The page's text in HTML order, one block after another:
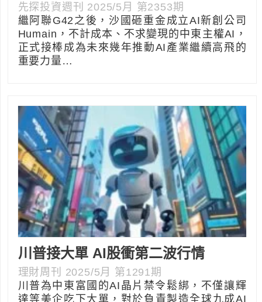
先探投資週刊 2025/5月 第2353期
繼阿聯G42之後，沙國砸重金成立AI新創公司
Humain，不計成本、不求變現的中東主權AI，
正式接棒成為未來幾年推動AI產業繼續高飛的
重要力量…
川普接大單 AI股衝第二波行情
理財周刊 2025/5月 第1291期
川普為中東富國的AI晶片禁令鬆綁，不僅讓輝
達等美企吃下大單，對於負責製造全球九成AI